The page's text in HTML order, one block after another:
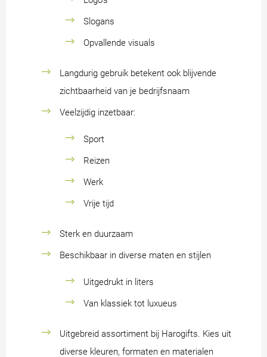
Slogans
Opvallende visuals
Langdurig gebruik betekent ook blijvende
zichtbaarheid van je bedrijfsnaam
Veelzijdig inzetbaar:
Sport
Reizen
Werk
Vrije tijd
Sterk en duurzaam
Beschikbaar in diverse maten en stijlen
Uitgedrukt in liters
Van klassiek tot luxueus
Uitgebreid assortiment bij Harogifts. Kies uit
diverse kleuren, formaten en materialen